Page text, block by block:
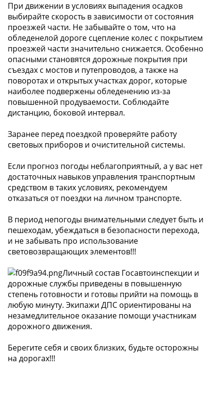
При движении в условиях выпадения осадков
выбирайте скорость в зависимости от состояния
проезжей части. Не забывайте о том, что на
обледенелой дороге сцепление колес с покрытием
проезжей части значительно снижается. Особенно
опасными становятся дорожные покрытия при
съездах с мостов и путепроводов, а также на
поворотах и открытых участках дорог, которые
наиболее подвержены обледенению из-за
повышенной продуваемости. Соблюдайте
дистанцию, боковой интервал.
Заранее перед поездкой проверяйте работу
световых приборов и очистительной системы.
Если прогноз погоды неблагоприятный, а у вас нет
достаточных навыков управления транспортным
средством в таких условиях, рекомендуем
отказаться от поездки на личном транспорте.
В период непогоды внимательными следует быть и
пешеходам, убеждаться в безопасности перехода,
и не забывать про использование
световозвращающих элементов!!!
Личный состав Госавтоинспекции и
дорожные службы приведены в повышенную
степень готовности и готовы прийти на помощь в
любую минуту. Экипажи ДПС ориентированы на
незамедлительное оказание помощи участникам
дорожного движения.
Берегите себя и своих близких, будьте осторожны
на дорогах!!!